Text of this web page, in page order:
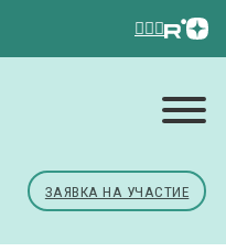
ЗАЯВКА НА УЧАСТИЕ